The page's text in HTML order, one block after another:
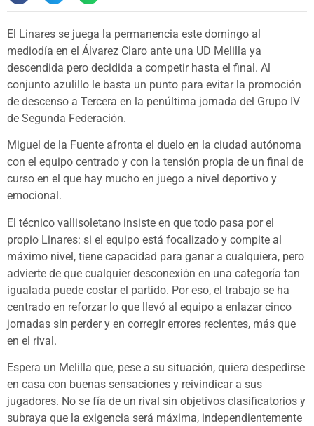
El Linares se juega la permanencia este domingo al
mediodía en el Álvarez Claro ante una UD Melilla ya
descendida pero decidida a competir hasta el final. Al
conjunto azulillo le basta un punto para evitar la promoción
de descenso a Tercera en la penúltima jornada del Grupo IV
de Segunda Federación.
Miguel de la Fuente afronta el duelo en la ciudad autónoma
con el equipo centrado y con la tensión propia de un final de
curso en el que hay mucho en juego a nivel deportivo y
emocional.
El técnico vallisoletano insiste en que todo pasa por el
propio Linares: si el equipo está focalizado y compite al
máximo nivel, tiene capacidad para ganar a cualquiera, pero
advierte de que cualquier desconexión en una categoría tan
igualada puede costar el partido. Por eso, el trabajo se ha
centrado en reforzar lo que llevó al equipo a enlazar cinco
jornadas sin perder y en corregir errores recientes, más que
en el rival.
Espera un Melilla que, pese a su situación, quiera despedirse
en casa con buenas sensaciones y reivindicar a sus
jugadores. No se fía de un rival sin objetivos clasificatorios y
subraya que la exigencia será máxima, independientemente